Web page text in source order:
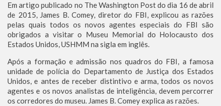
Em artigo publicado no The Washington Post do dia 16 de abril
de 2015, James B. Comey, diretor do FBI, explicou as razões
pelas quais todos os novos agentes especiais do FBI são
obrigados a visitar o Museu Memorial do Holocausto dos
Estados Unidos, USHMM na sigla em inglês.
Após a formação e admissão nos quadros do FBI, a famosa
unidade de polícia do Departamento de Justiça dos Estados
Unidos, e antes de receber distintivo e arma, todos os novos
agentes e os novos analistas de inteligência, devem percorrer
os corredores do museu. James B. Comey explica as razões.